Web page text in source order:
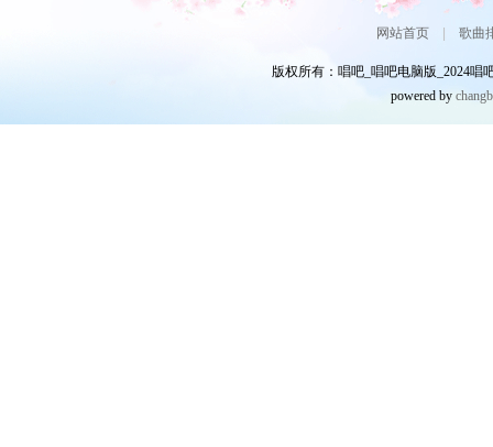
网站首页| 歌曲
版权所有：唱吧_唱吧电脑版_2024唱
powered by